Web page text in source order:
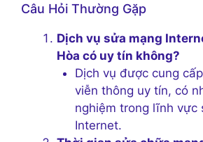
Câu Hỏi Thường Gặp
Dịch vụ sửa mạng
Hòa có uy tín không?
Dịch vụ được cung
viễn thông uy tín, có
nghiệm trong lĩnh vực
Internet.